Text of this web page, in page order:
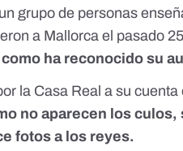
grupo de personas
a Mallorca el pasado
ha reconocido su
la Casa Real a su cuenta
no aparecen los culos,
fotos a los reyes.